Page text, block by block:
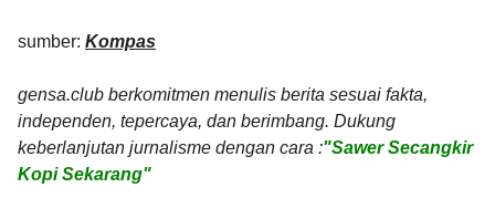
sumber: Kompas
gensa.club berkomitmen menulis berita sesuai fakta,
independen, tepercaya, dan berimbang. Dukung
keberlanjutan jurnalisme dengan cara :"Sawer Secangkir
Kopi Sekarang"